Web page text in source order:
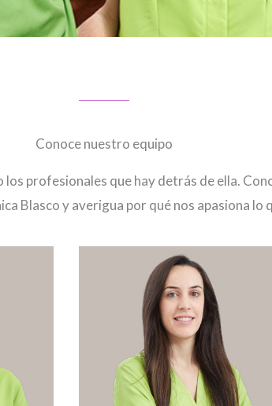
Conoce nuestro equipo
los profesionales que hay detrás de ella.
Blasco y averigua por qué nos apasiona lo